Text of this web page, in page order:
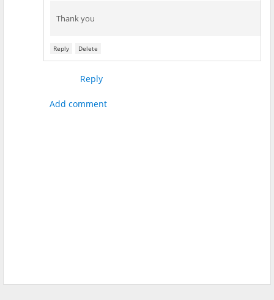
Thank you
Reply Delete
Reply
Add comment